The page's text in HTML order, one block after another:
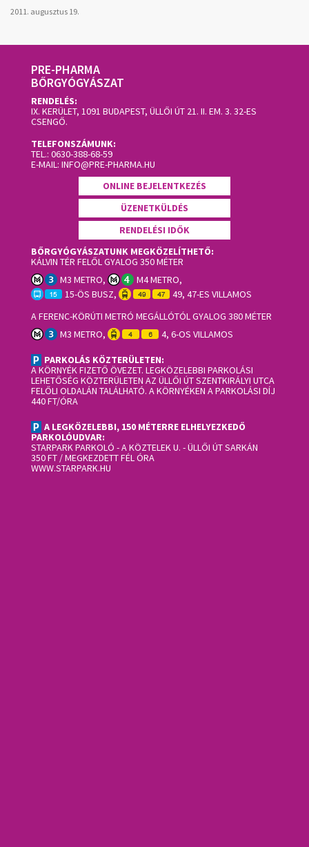
2011. augusztus 19.
PRE-PHARMA
BŐRGYÓGYÁSZAT
RENDELÉS:
IX. KERÜLET, 1091 BUDAPEST, ÜLLŐI ÚT 21. II. EM. 3. 32-ES
CSENGŐ.
TELEFONSZÁMUNK:
TEL.: 0630-388-68-59
E-MAIL: INFO@PRE-PHARMA.HU
ONLINE BEJELENTKEZÉS
ÜZENETKÜLDÉS
RENDELÉSI IDŐK
BŐRGYÓGYÁSZATUNK MEGKÖZELÍTHETŐ:
KÁLVIN TÉR FELŐL GYALOG 350 MÉTER
M3 METRO,
M4 METRO,
15-ÖS BUSZ,
49, 47-ES VILLAMOS
A FERENC-KÖRÚTI METRÓ MEGÁLLÓTÓL GYALOG 380 MÉTER
M3 METRO,
4, 6-OS VILLAMOS
PARKOLÁS KÖZTERÜLETEN:
A KÖRNYÉK FIZETŐ ÖVEZET. LEGKÖZELEBBI PARKOLÁSI
LEHETŐSÉG KÖZTERÜLETEN AZ ÜLLŐI ÚT SZENTKIRÁLYI UTCA
FELŐLI OLDALÁN TALÁLHATÓ. A KÖRNYÉKEN A PARKOLÁSI DÍJ
440 FT/ÓRA
A LEGKÖZELEBBI, 150 MÉTERRE ELHELYEZKEDŐ
PARKOLÓUDVAR:
STARPARK PARKOLÓ - A KÖZTELEK U. - ÜLLŐI ÚT SARKÁN
350 FT / MEGKEZDETT FÉL ÓRA
WWW.STARPARK.HU